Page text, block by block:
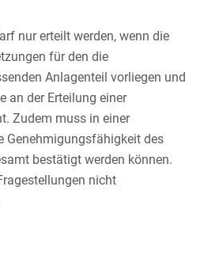
nur erteilt werden, wenn die
für den die
Anlagenteil vorliegen und
an der Erteilung einer
. Zudem muss in einer
Genehmigungsfähigkeit des
bestätigt werden können.
nicht